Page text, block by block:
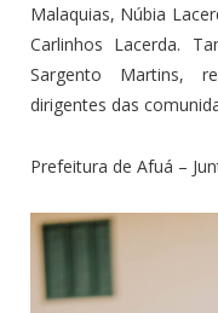
Malaquias, Núbia
Carlinhos Lacerda.
Sargento Martins,
dirigentes das
Prefeitura de Afuá –